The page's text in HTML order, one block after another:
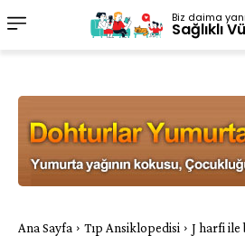
Biz daima
Sağlıklı
Ana Sayfa Tıp Ansiklopedisi
J harfi ile